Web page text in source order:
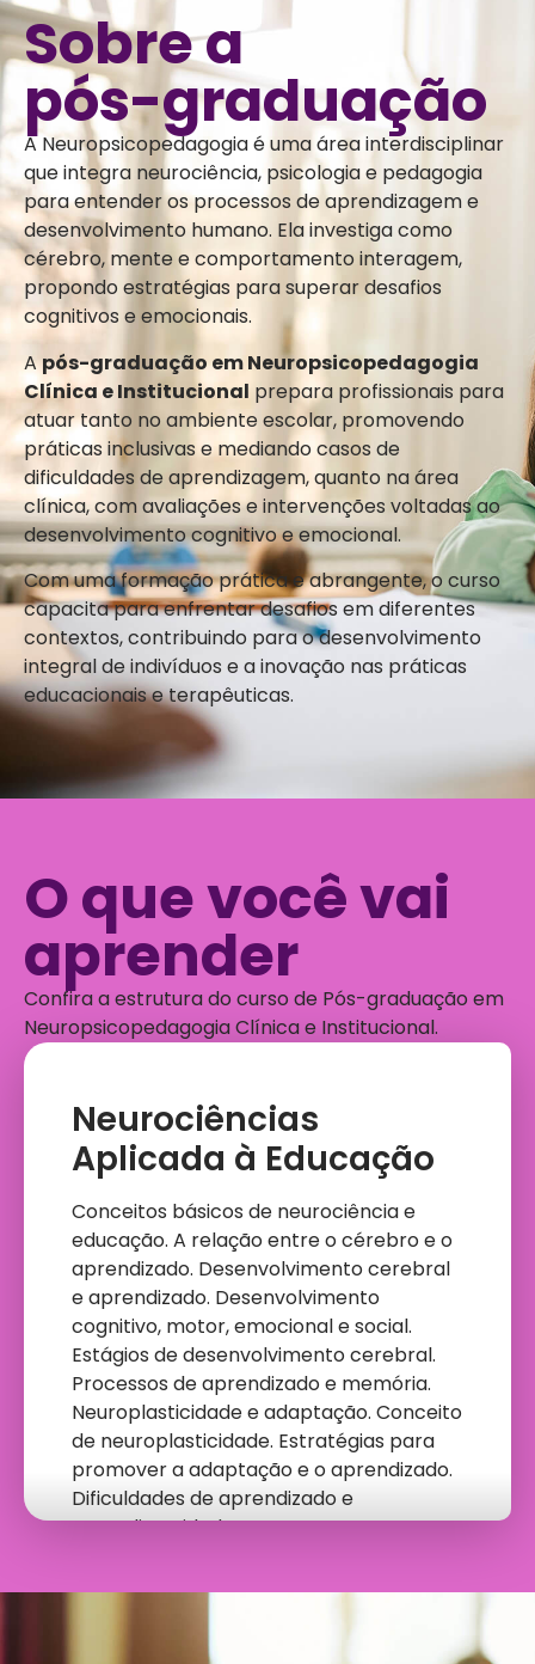
Sobre a
pós-graduação
A Neuropsicopedagogia é uma área interdisciplinar
que integra neurociência, psicologia e pedagogia
para entender os processos de aprendizagem e
desenvolvimento humano. Ela investiga como
cérebro, mente e comportamento interagem,
propondo estratégias para superar desafios
cognitivos e emocionais.
Após-graduação em Neuropsicopedagogia
Clínica e Institucional prepara profissionais para
atuar tanto no ambiente escolar, promovendo
práticas inclusivas e mediando casos de
dificuldades de aprendizagem, quanto na área
clínica, com avaliações e intervenções voltadas ao
desenvolvimento cognitivo e emocional.
Com uma formação prática e abrangente, o curso
capacita para enfrentar desafios em diferentes
contextos, contribuindo para o desenvolvimento
integral de indivíduos e a inovação nas práticas
educacionais e terapêuticas.
O que você vai
aprender
Confira a estrutura do curso de Pós-graduação em
Neuropsicopedagogia Clínica e Institucional.
Neurociências
Aplicada à Educação
Conceitos básicos de neurociência e
educação. A relação entre o cérebro e o
aprendizado. Desenvolvimento cerebral
e aprendizado. Desenvolvimento
cognitivo, motor, emocional e social.
Estágios de desenvolvimento cerebral.
Processos de aprendizado e memória.
Neuroplasticidade e adaptação. Conceito
de neuroplasticidade. Estratégias para
promover a adaptação e o aprendizado.
Dificuldades de aprendizado e
neurodiversidade.